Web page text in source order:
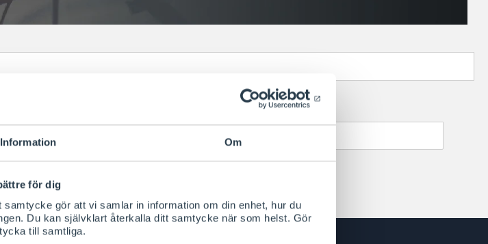
Information Om
för dig
gör att vi samlar in information om din enhet, hur du
Du kan självklart återkalla ditt samtycke när som helst. Gör
till samtliga.
Laddkablar